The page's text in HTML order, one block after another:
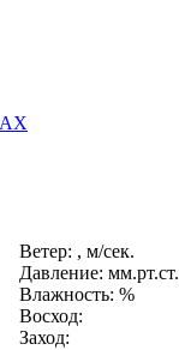
Ветер: , м/сек.
Давление: мм.рт.ст.
Влажность: %
Восход:
Заход: